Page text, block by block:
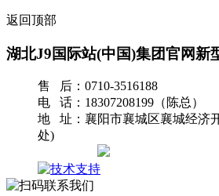
返回顶部
湖北J9国际站(中国)集团官网新
售 后：0710-3516188
电 话：18307208199（陈总）
地 址：襄阳市襄城区襄城经济
处)